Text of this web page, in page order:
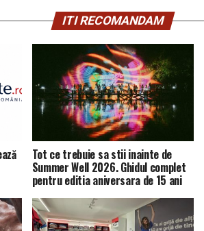
ITI RECOMANDAM
Tot ce trebuie sa stii inainte de
Summer Well 2026. Ghidul complet
pentru editia aniversara de 15 ani